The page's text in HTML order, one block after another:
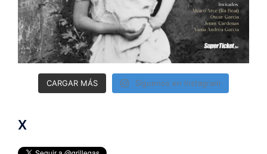
CARGAR MÁS Síguenos en Instagram
X